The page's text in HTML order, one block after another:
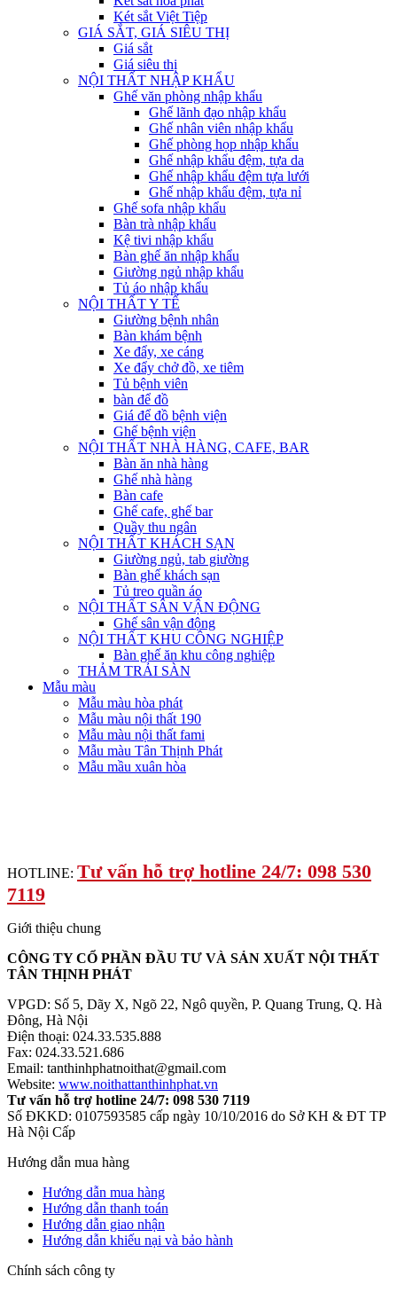
Két sắt Việt Tiệp
GIÁ SẮT, GIÁ SIÊU THỊ
Giá sắt
Giá siêu thị
NỘI THẤT NHẬP KHẨU
Ghế văn phòng nhập khẩu
Ghế lãnh đạo nhập khẩu
Ghế nhân viên nhập khẩu
Ghế phòng họp nhập khẩu
Ghế nhập khẩu đệm, tựa da
Ghế nhập khẩu đệm tựa lưới
Ghế nhập khẩu đệm, tựa nỉ
Ghế sofa nhập khẩu
Bàn trà nhập khẩu
Kệ tivi nhập khẩu
Bàn ghế ăn nhập khẩu
Giường ngủ nhập khẩu
Tủ áo nhập khẩu
NỘI THẤT Y TẾ
Giường bệnh nhân
Bàn khám bệnh
Xe đẩy, xe cáng
Xe đẩy chở đồ, xe tiêm
Tủ bệnh viên
bàn để đồ
Giá để đồ bệnh viện
Ghế bệnh viện
NỘI THẤT NHÀ HÀNG, CAFE, BAR
Bàn ăn nhà hàng
Ghế nhà hàng
Bàn cafe
Ghế cafe, ghế bar
Quầy thu ngân
NỘI THẤT KHÁCH SẠN
Giường ngủ, tab giường
Bàn ghế khách sạn
Tủ treo quần áo
NỘI THẤT SÂN VẬN ĐỘNG
Ghế sân vận động
NỘI THẤT KHU CÔNG NGHIỆP
Bàn ghế ăn khu công nghiệp
THẢM TRẢI SÀN
Mẫu màu
Mẫu màu hòa phát
Mẫu màu nội thất 190
Mẫu màu nội thất fami
Mẫu màu Tân Thịnh Phát
Mẫu mầu xuân hòa
HOTLINE: Tư vấn hỗ trợ hotline 24/7: 098 530
7119
Giới thiệu chung
CÔNG TY CỔ PHẦN ĐẦU TƯ VÀ SẢN XUẤT NỘI THẤT
TÂN THỊNH PHÁT
VPGD: Số 5, Dãy X, Ngõ 22, Ngô quyền, P. Quang Trung, Q. Hà
Đông, Hà Nội
Điện thoại: 024.33.535.888
Fax: 024.33.521.686
Email: tanthinhphatnoithat@gmail.com
Website: www.noithattanthinhphat.vn
Tư vấn hỗ trợ hotline 24/7: 098 530 7119
Số ĐKKD: 0107593585 cấp ngày 10/10/2016 do Sở KH & ĐT TP
Hà Nội Cấp
Hướng dẫn mua hàng
Hướng dẫn mua hàng
Hướng dẫn thanh toán
Hướng dẫn giao nhận
Hướng dẫn khiếu nại và bảo hành
Chính sách công ty